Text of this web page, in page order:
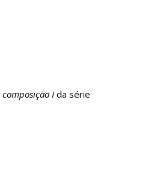
composição I da série